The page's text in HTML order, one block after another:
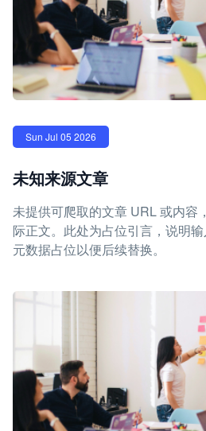
Sun Jul 05 2026
未知来源文章
未提供可爬取的文章 URL 或内容
际正文。此处为占位引言，说明
元数据占位以便后续替换。